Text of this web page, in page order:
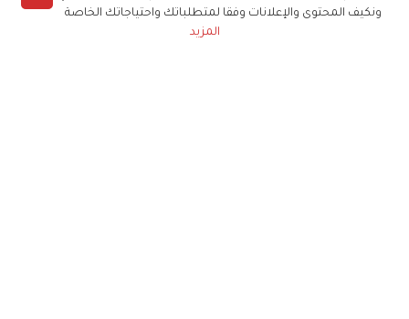
ونكيف المحتوى والإعلانات وفقا لمتطلباتك واحتياجاتك الخاصة
المزيد